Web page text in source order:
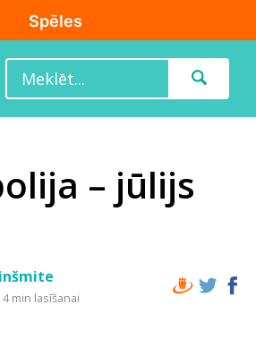
– jūlijs
4 min lasīšanai